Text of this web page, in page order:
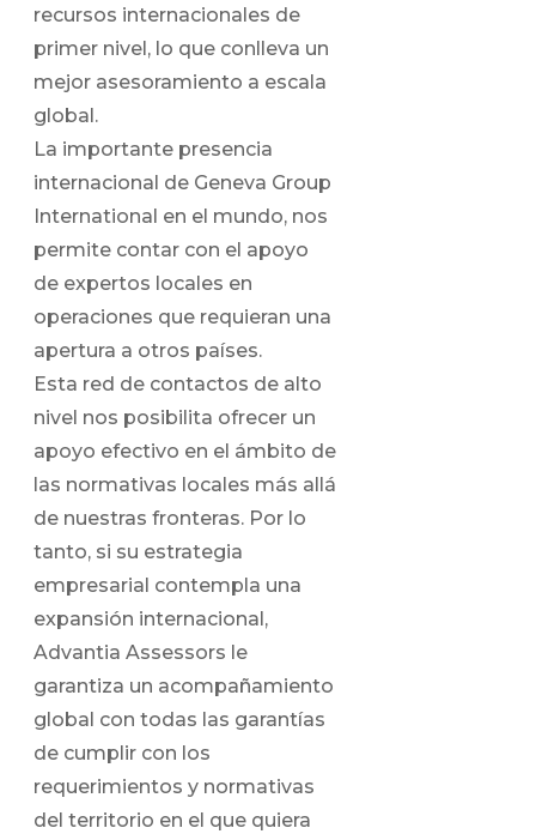
recursos internacionales de
primer nivel, lo que conlleva un
mejor asesoramiento a escala
global.
La importante presencia
internacional de Geneva Group
International en el mundo, nos
permite contar con el apoyo
de expertos locales en
operaciones que requieran una
apertura a otros países.
Esta red de contactos de alto
nivel nos posibilita ofrecer un
apoyo efectivo en el ámbito de
las normativas locales más allá
de nuestras fronteras. Por lo
tanto, si su estrategia
empresarial contempla una
expansión internacional,
Advantia Assessors le
garantiza un acompañamiento
global con todas las garantías
de cumplir con los
requerimientos y normativas
del territorio en el que quiera